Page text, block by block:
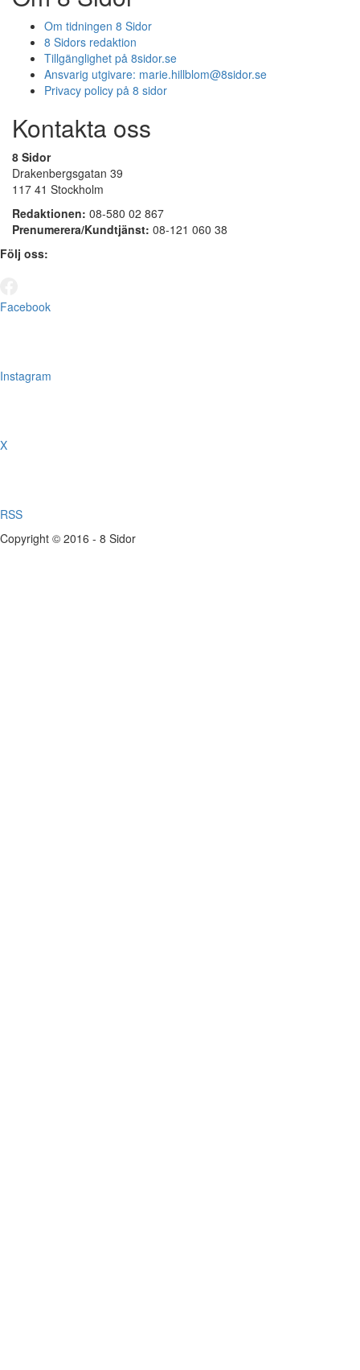
Om tidningen 8 Sidor
8 Sidors redaktion
Tillgänglighet på 8sidor.se
Ansvarig utgivare: marie.hillblom@8sidor.se
Privacy policy på 8 sidor
Kontakta oss
8 Sidor
Drakenbergsgatan 39
117 41 Stockholm
Redaktionen: 08-580 02 867
Prenumerera/Kundtjänst: 08-121 060 38
Följ oss:
Facebook
Instagram
X
RSS
Copyright © 2016 - 8 Sidor